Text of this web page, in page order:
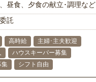
昼食、夕食の献立･調理など
託
高時給
主婦･主夫歓迎
ハウスキーパー募集
集
シフト自由